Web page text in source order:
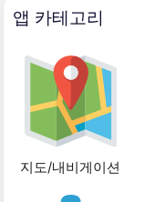
앱 카테고리
지도/내비게이션